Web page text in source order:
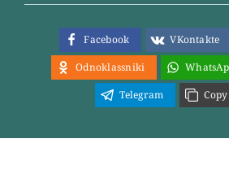
Facebook VKontakte
Odnoklassniki
Telegram